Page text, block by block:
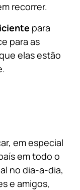
recorrer.
para
para as
elas estão
em especial
em todo o
no dia-a-dia,
e amigos,